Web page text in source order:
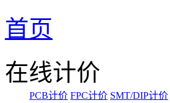
首页
在线计价
PCB计价 FPC计价 SMT/DIP计价